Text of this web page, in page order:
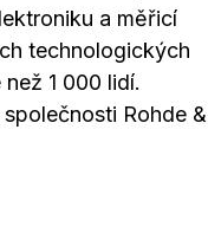
a měřicí
technologických
1 000 lidí.
Rohde &